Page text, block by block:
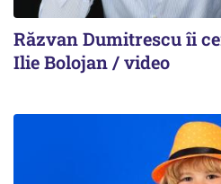
Răzvan Dumitrescu îi
Ilie Bolojan / video